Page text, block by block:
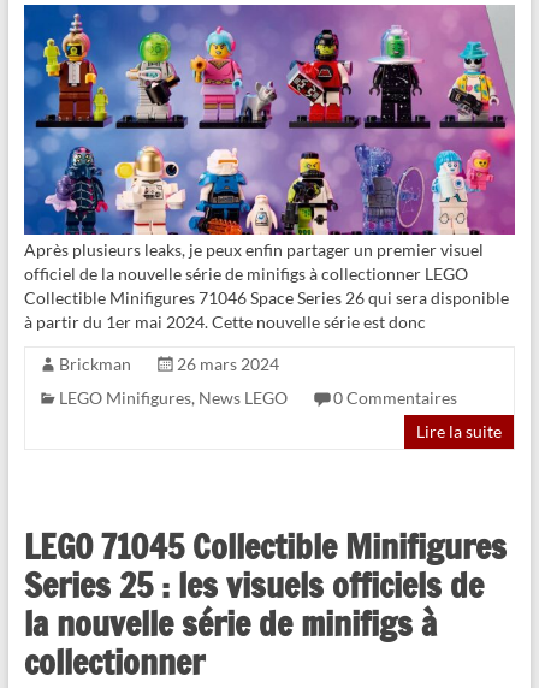
Après plusieurs leaks, je peux enfin partager un premier visuel
officiel de la nouvelle série de minifigs à collectionner LEGO
Collectible Minifigures 71046 Space Series 26 qui sera disponible
à partir du 1er mai 2024. Cette nouvelle série est donc
Brickman
26 mars 2024
LEGO Minifigures, News LEGO
0 Commentaires
Lire la suite
LEGO 71045 Collectible Minifigures
Series 25 : les visuels officiels de
la nouvelle série de minifigs à
collectionner